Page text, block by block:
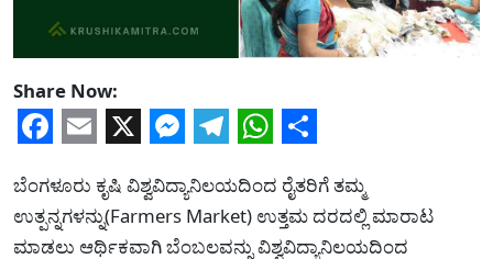
Share Now:
ಬೆಂಗಳೂರು ಕೃಷಿ ವಿಶ್ವವಿದ್ಯಾನಿಲಯದಿಂದ ರೈತರಿಗೆ ತಮ್ಮ
ಉತ್ಪನ್ನಗಳನ್ನು(Farmers Market) ಉತ್ತಮ ದರದಲ್ಲಿ ಮಾರಾಟ
ಮಾಡಲು ಆರ್ಥಿಕವಾಗಿ ಬೆಂಬಲವನ್ನು ವಿಶ್ವವಿದ್ಯಾನಿಲಯದಿಂದ